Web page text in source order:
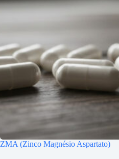
ZMA (Zinco Magnésio Aspartato)